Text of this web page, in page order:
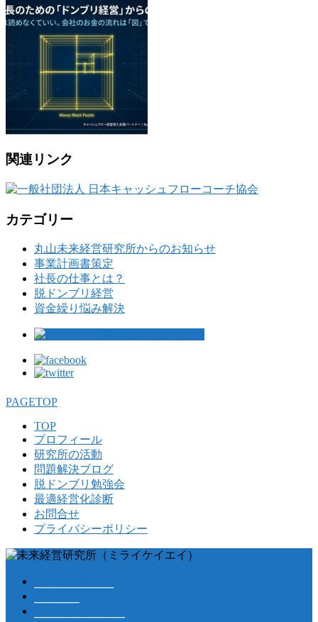
関連リンク
カテゴリー
丸山未来経営研究所からのお知らせ
事業計画書策定
社長の仕事とは？
脱ドンブリ経営
資金繰り悩み解決
PAGETOP
TOP
プロフィール
研究所の活動
問題解決ブログ
脱ドンブリ勉強会
最適経営化診断
お問合せ
プライバシーポリシー